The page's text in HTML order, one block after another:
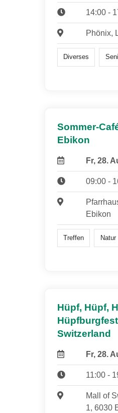
14:00 -
Phönix,
Diverses
Sommer-
Ebikon
Fr, 28.
09:00 -
Ebikon
Treffen Natur
Hüpf, Hüpf,
Switzerland
Fr, 28.
11:00 -
Mall of
1, 6030